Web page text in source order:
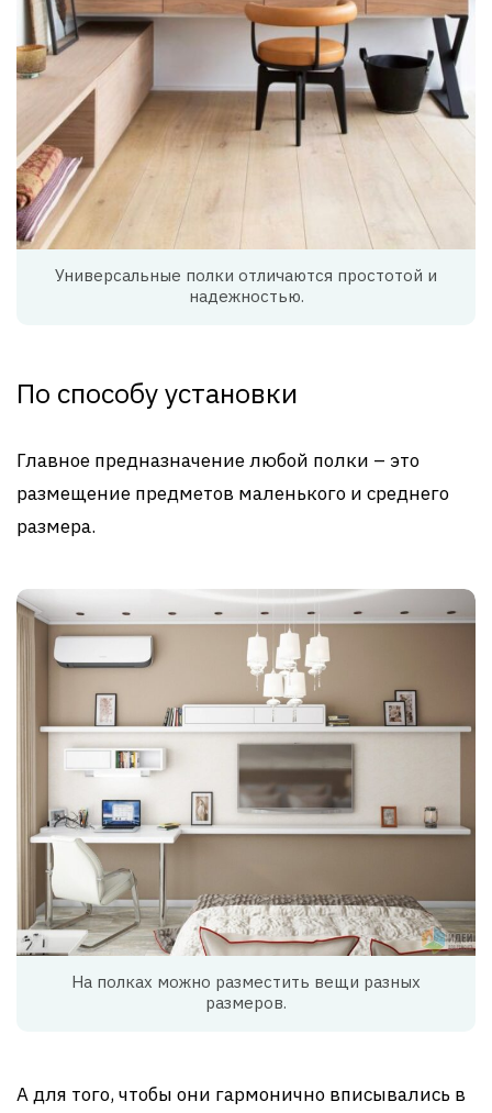
Универсальные полки отличаются простотой и
надежностью.
По способу установки
Главное предназначение любой полки – это
размещение предметов маленького и среднего
размера.
На полках можно разместить вещи разных
размеров.
А для того, чтобы они гармонично вписывались в